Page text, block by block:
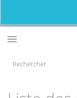
